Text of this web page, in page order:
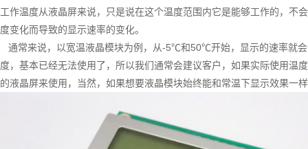
工作温度从液晶屏来说，只是说在这个温度范围内它是能够工作的，不
度变化而导致的显示速率的变化。
通常来说，以宽温液晶模块为例，从-5℃和50℃开始，显示的速率就
度，基本已经无法使用了，所以我们通常会建议客户，如果实际使用温
的液晶屏来使用，当然，如果想要液晶模块始终能和常温下显示效果一